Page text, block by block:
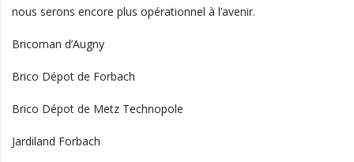
nous serons encore plus opérationnel à l’avenir.
Bricoman d’Augny
Brico Dépot de Forbach
Brico Dépot de Metz Technopole
Jardiland Forbach